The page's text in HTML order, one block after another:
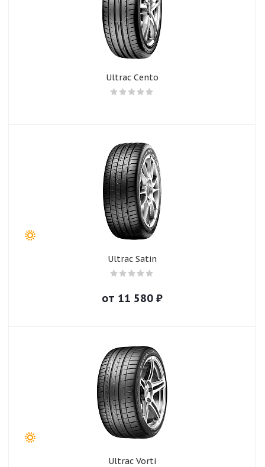
Ultrac Cento
Ultrac Satin
от 11 580₽
Ultrac Vorti